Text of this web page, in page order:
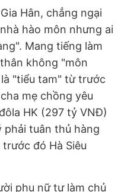
Hân, chẳng ngại
hào môn nhưng ai
Mang tiếng làm
không "môn
"tiểu tam" từ trước
mẹ chồng yêu
HK (297 tỷ VNĐ)
phải tuân thủ hàng
đó Hà Siêu
phụ nữ tự làm chủ